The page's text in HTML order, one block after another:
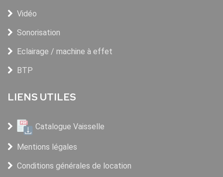
Vidéo
Sonorisation
Eclairage / machine à effet
BTP
LIENS UTILES
Catalogue Vaisselle
Mentions légales
Conditions générales de location